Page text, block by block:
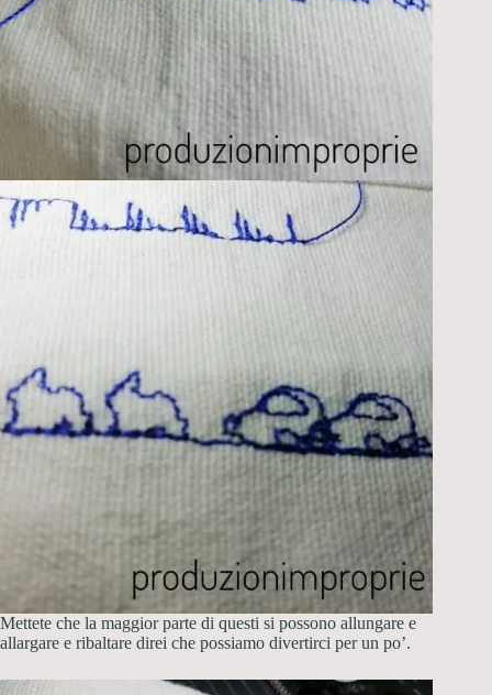
Mettete che la maggior parte di questi si possono allungare e
allargare e ribaltare direi che possiamo divertirci per un po’.